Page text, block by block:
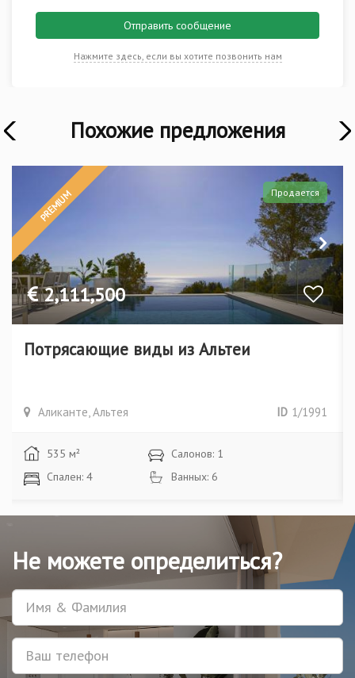
Отправить сообщение
Нажмите здесь, если вы хотите позвонить нам
Похожие предложения
PREMIUM Продается
2,111,500
Потрясающие виды из Альтеи
Аликанте, Альтея ID 1/1991
535 м²
Салонов: 1
Спален: 4
Ванных: 6
Не можете определиться?
Имя
Телефон